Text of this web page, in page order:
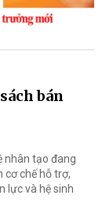
bán
nhân tạo đang
cơ chế hỗ trợ,
lực và hệ sinh